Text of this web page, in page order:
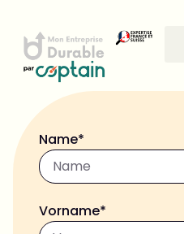
Name*
Vorname*